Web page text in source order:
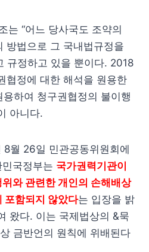
는 “어느 당사국도 조약의
방법으로 그 국내법규정을
규정하고 있을 뿐이다. 2018
협정에 대한 해석을 원용한
하여 청구권협정의 불이행
아니다.
월 26일 민관공동위원회에
국정부는 국가권력기관이
와 관련한 개인의 손해배상
포함되지 않았다는 입장을 밝
왔다. 이는 국제법상의 &묵
금반언의 원칙에 위배된다